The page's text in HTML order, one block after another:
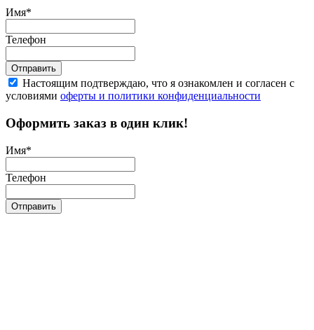
Имя*
Телефон
Отправить
Настоящим подтверждаю, что я ознакомлен и согласен с
условиями оферты и политики конфиденциальности
Оформить заказ в один клик!
Имя*
Телефон
Отправить